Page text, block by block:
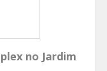
no Jardim